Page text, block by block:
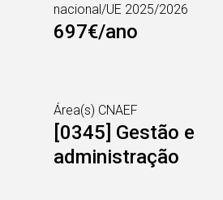
nacional/UE 2025/2026
697€/ano
Área(s) CNAEF
[0345] Gestão e
administração